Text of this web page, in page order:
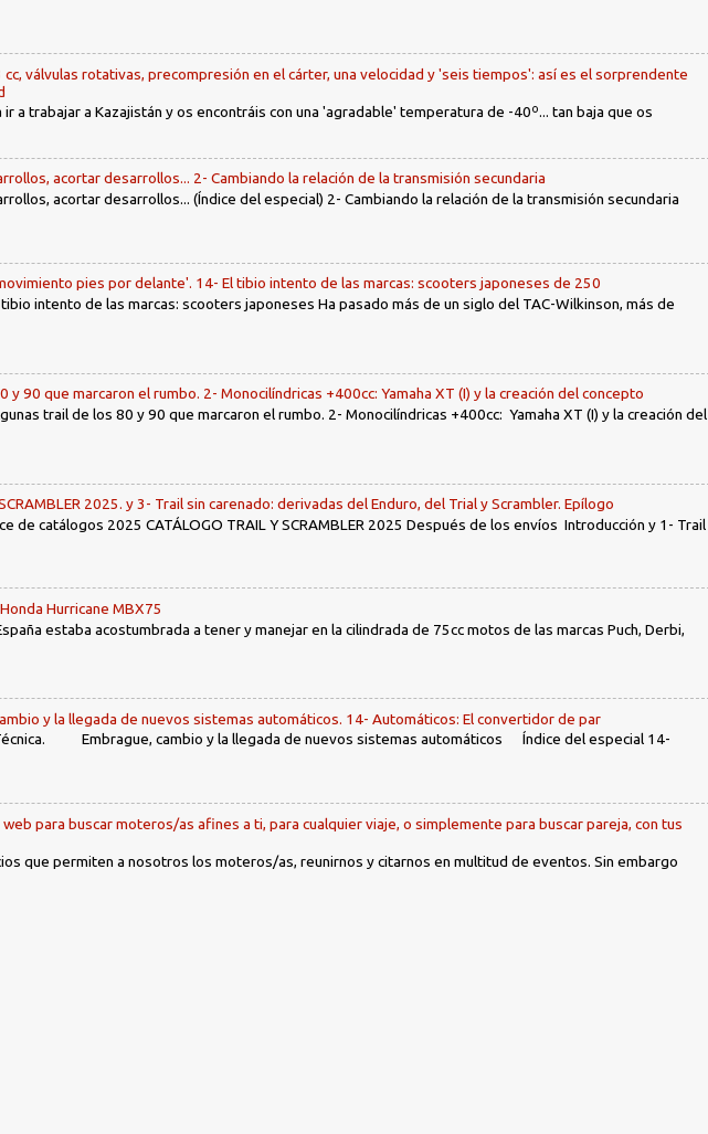
cc, válvulas rotativas, precompresión en el cárter, una velocidad y 'seis tiempos': así es el sorprendente
ir a trabajar a Kazajistán y os encontráis con una 'agradable' temperatura de -40º... tan baja que os
acortar desarrollos... 2- Cambiando la relación de la transmisión secundaria
acortar desarrollos... (Índice del especial) 2- Cambiando la relación de la transmisión secundaria
pies por delante'. 14- El tibio intento de las marcas: scooters japoneses de 250
intento de las marcas: scooters japoneses Ha pasado más de un siglo del TAC-Wilkinson, más de
y 90 que marcaron el rumbo. 2- Monocilíndricas +400cc: Yamaha XT (I) y la creación del concepto
trail de los 80 y 90 que marcaron el rumbo. 2- Monocilíndricas +400cc: Yamaha XT (I) y la creación del
2025. y 3- Trail sin carenado: derivadas del Enduro, del Trial y Scrambler. Epílogo
de catálogos 2025 CATÁLOGO TRAIL Y SCRAMBLER 2025 Después de los envíos Introducción y 1- Trail
Hurricane MBX75
estaba acostumbrada a tener y manejar en la cilindrada de 75cc motos de las marcas Puch, Derbi,
y la llegada de nuevos sistemas automáticos. 14- Automáticos: El convertidor de par
Embrague, cambio y la llegada de nuevos sistemas automáticos Índice del especial 14-
web para buscar moteros/as afines a ti, para cualquier viaje, o simplemente para buscar pareja, con tus
que permiten a nosotros los moteros/as, reunirnos y citarnos en multitud de eventos. Sin embargo